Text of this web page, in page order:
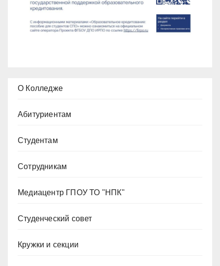
О Колледже
Абитуриентам
Студентам
Сотрудникам
Медиацентр ГПОУ ТО "НПК"
Студенческий совет
Кружки и секции